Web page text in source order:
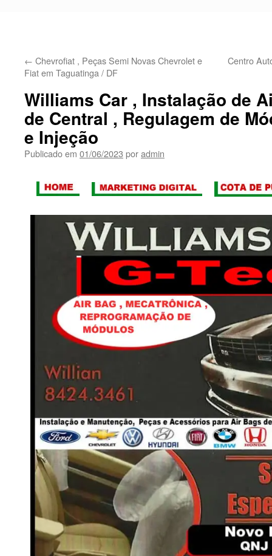
← Chevrofiat , Peças Semi Novas Chevrolet e
Fiat em Taguatinga / DF
Centro
Williams Car , Instalação de
de Central , Regulagem de
e Injeção
Publicado em 01/06/2023 poradmin